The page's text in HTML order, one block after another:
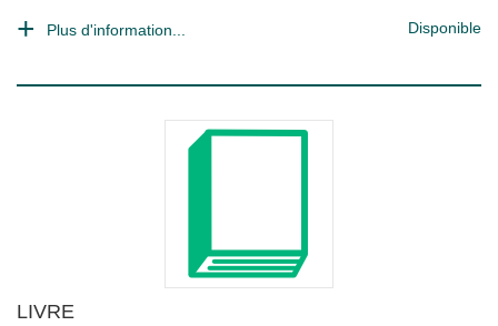
Plus d'information... Disponible
LIVRE